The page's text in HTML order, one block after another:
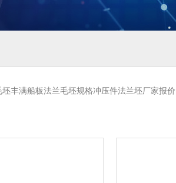
丰满船板法兰毛坯规格冲压件法兰坯厂家报价